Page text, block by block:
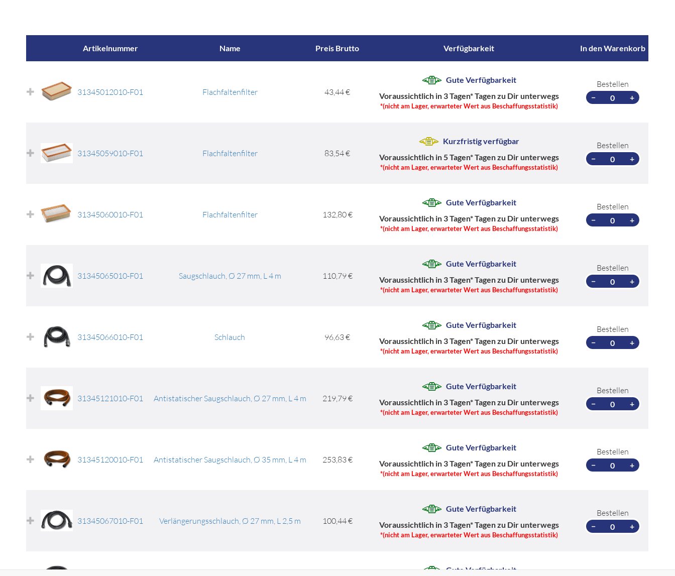
Artikelnummer Name Preis Brutto Verfügbarkeit In den Warenkorb
31345012010-F01 Flachfaltenfilter 43,44 €
Gute Verfügbarkeit
Voraussichtlich in 3 Tagen*Tagen zu Dir unterwegs
*(nicht am Lager, erwarteter Wert aus Beschaffungsstatistik)
Bestellen
− +
31345059010-F01 Flachfaltenfilter 83,54 €
Kurzfristig verfügbar
Voraussichtlich in 5 Tagen*Tagen zu Dir unterwegs
*(nicht am Lager, erwarteter Wert aus Beschaffungsstatistik)
Bestellen
− +
31345060010-F01 Flachfaltenfilter 132,80 €
Gute Verfügbarkeit
Voraussichtlich in 3 Tagen*Tagen zu Dir unterwegs
*(nicht am Lager, erwarteter Wert aus Beschaffungsstatistik)
Bestellen
− +
31345065010-F01 Saugschlauch, Ø 27 mm, L 4 m 110,79 €
Gute Verfügbarkeit
Voraussichtlich in 3 Tagen*Tagen zu Dir unterwegs
*(nicht am Lager, erwarteter Wert aus Beschaffungsstatistik)
Bestellen
− +
31345066010-F01 Schlauch 96,63 €
Gute Verfügbarkeit
Voraussichtlich in 3 Tagen*Tagen zu Dir unterwegs
*(nicht am Lager, erwarteter Wert aus Beschaffungsstatistik)
Bestellen
− +
31345121010-F01 Antistatischer Saugschlauch, Ø 27 mm, L 4 m 219,79 €
Gute Verfügbarkeit
Voraussichtlich in 3 Tagen*Tagen zu Dir unterwegs
*(nicht am Lager, erwarteter Wert aus Beschaffungsstatistik)
Bestellen
− +
31345120010-F01 Antistatischer Saugschlauch, Ø 35 mm, L 4 m 253,83 €
Gute Verfügbarkeit
Voraussichtlich in 3 Tagen*Tagen zu Dir unterwegs
*(nicht am Lager, erwarteter Wert aus Beschaffungsstatistik)
Bestellen
− +
31345067010-F01 Verlängerungsschlauch, Ø 27 mm, L 2,5 m 100,44 €
Gute Verfügbarkeit
Voraussichtlich in 3 Tagen*Tagen zu Dir unterwegs
*(nicht am Lager, erwarteter Wert aus Beschaffungsstatistik)
Bestellen
− +
Gute Verfügbarkeit